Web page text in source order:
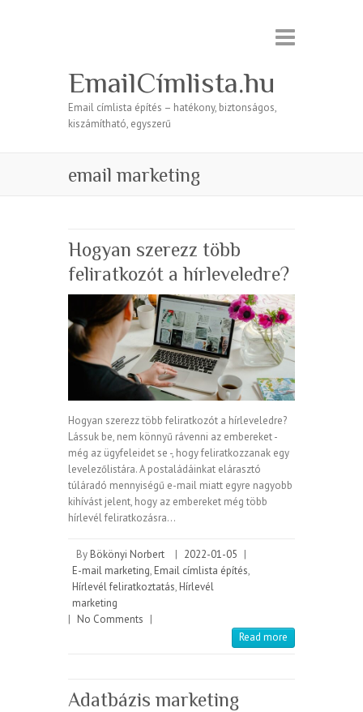
EmailCímlista.hu
Email címlista építés – hatékony, biztonságos,
kiszámítható, egyszerű
email marketing
Hogyan szerezz több
feliratkozót a hírleveledre?
Hogyan szerezz több feliratkozót a hírleveledre?
Lássuk be, nem könnyű rávenni az embereket -
még az ügyfeleidet se -, hogy feliratkozzanak egy
levelezőlistára. A postaládáinkat elárasztó
túláradó mennyiségű e-mail miatt egyre nagyobb
kihívást jelent, hogy az embereket még több
hírlevél feliratkozásra…
By Bökönyi Norbert | 2022-01-05 |
E-mail marketing, Email címlista építés,
Hírlevél feliratkoztatás, Hírlevél
marketing
| No Comments |
Read more
Adatbázis marketing